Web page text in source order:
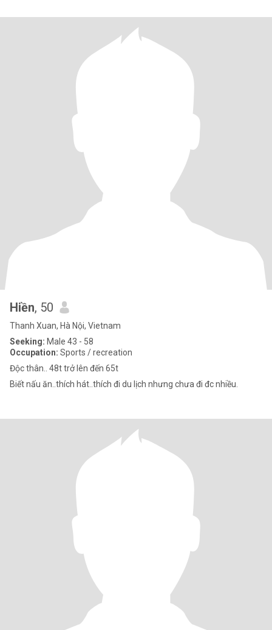
Hiền, 50
Thanh Xuan, Hà Nội, Vietnam
Seeking: Male 43 - 58
Occupation: Sports / recreation
Độc thân.. 48t trở lên đến 65t
Biết nấu ăn..thích hát..thích đi du lịch nhưng chưa đi đc nhiều.